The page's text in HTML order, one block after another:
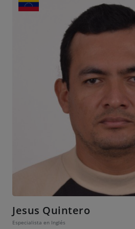
Jesus Quintero
Especialista en Inglés